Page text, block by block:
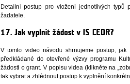
Detailní postup pro vložení jednotlivých
žadatele.
17. Jak vyplnit žádost v IS CEDR?
V tomto video návodu shrnujeme postup,
předkládané do otevřené výzvy programu
žádosti o grant. V popisu videa (klikněte na
tak vybrat a zhlédnout postup k vyplnění